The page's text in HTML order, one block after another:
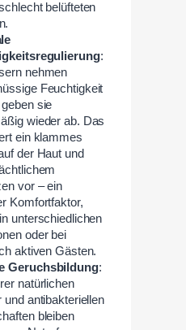
belüfteten
:
nehmen
Feuchtigkeit
sie
wieder ab. Das
ein klammes
der Haut und
vor – ein
Komfortfaktor,
unterschiedlichen
oder bei
aktiven Gästen.
Geruchsbildung:
natürlichen
und antibakteriellen
bleiben